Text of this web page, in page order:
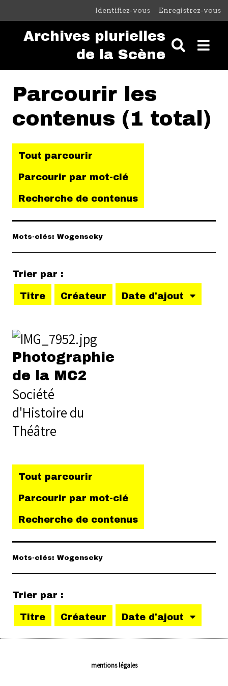
Passer au contenu principal
Identifiez-vous Enregistrez-vous
Archives plurielles
de la Scène
Parcourir les
contenus (1 total)
Tout parcourir
Parcourir par mot-clé
Recherche de contenus
Mots-clés: Wogenscky
Trier par :
Titre Créateur Date d'ajout
Photographie
de la MC2
Société
d'Histoire du
Théâtre
Tout parcourir
Parcourir par mot-clé
Recherche de contenus
Mots-clés: Wogenscky
Trier par :
Titre Créateur Date d'ajout
mentions légales